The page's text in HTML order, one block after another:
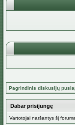
Pagrindinis diskusijų
Dabar prisijungę
Vartotojai naršantys šį